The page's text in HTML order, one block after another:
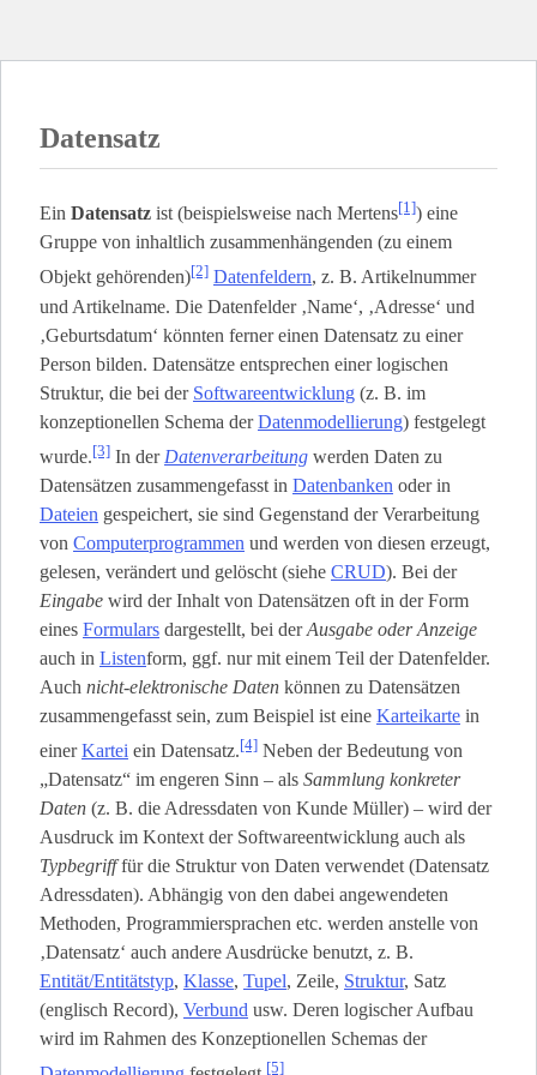
Datensatz
Ein Datensatz ist (beispielsweise nach Mertens[1]) eine
Gruppe von inhaltlich zusammenhängenden (zu einem
Objekt gehörenden)[2] Datenfeldern, z. B. Artikelnummer
und Artikelname. Die Datenfelder ‚Name‘, ‚Adresse‘ und
‚Geburtsdatum‘ könnten ferner einen Datensatz zu einer
Person bilden. Datensätze entsprechen einer logischen
Struktur, die bei der Softwareentwicklung (z. B. im
konzeptionellen Schema derDatenmodellierung) festgelegt
wurde.[3] In der Datenverarbeitung werden Daten zu
Datensätzen zusammengefasst in Datenbanken oder in
Dateien gespeichert, sie sind Gegenstand der Verarbeitung
von Computerprogrammen und werden von diesen erzeugt,
gelesen, verändert und gelöscht (siehe CRUD). Bei der
Eingabe wird der Inhalt von Datensätzen oft in der Form
eines Formulars dargestellt, bei derAusgabe oder Anzeige
auch in Listen­form, ggf. nur mit einem Teil der Datenfelder.
Auch nicht-elektronische Daten können zu Datensätzen
zusammengefasst sein, zum Beispiel ist eine Karteikarte in
einerKartei ein Datensatz.[4] Neben der Bedeutung von
„Datensatz“ im engeren Sinn – als Sammlung konkreter
Daten (z. B. die Adressdaten von Kunde Müller) – wird der
Ausdruck im Kontext der Softwareentwicklung auch als
Typbegrifffür die Struktur von Daten verwendet (Datensatz
Adressdaten). Abhängig von den dabei angewendeten
Methoden, Programmiersprachen etc. werden anstelle von
‚Datensatz‘ auch andere Ausdrücke benutzt, z. B.
Entität/Entitätstyp, Klasse, Tupel, Zeile, Struktur, Satz
(englisch Record), Verbund usw. Deren logischer Aufbau
wird im Rahmen des Konzeptionellen Schemas der
[5]